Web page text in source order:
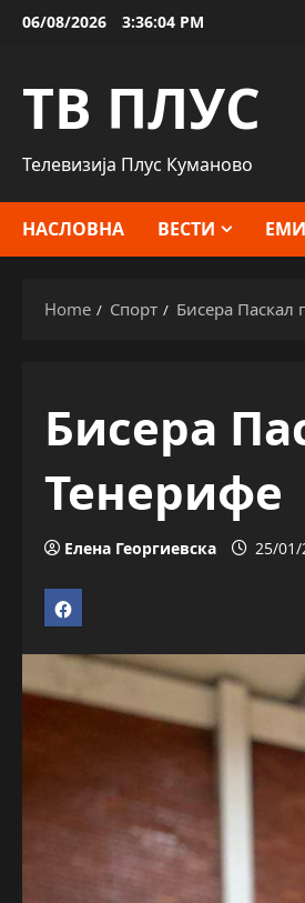
Skip06/08/2026 3:36:05 PM
ТВ ПЛУС
Телевизија Плус Куманово
НАСЛОВНА ВЕСТИ
Home Спорт Бисера Паскал
Бисера
Тенерифе
Елена Георгиевска 25/01/